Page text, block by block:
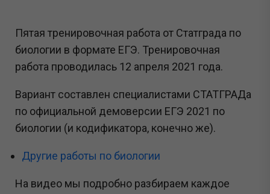
Пятая тренировочная работа от Статграда по
биологии в формате ЕГЭ. Тренировочная
работа проводилась 12 апреля 2021 года.
Вариант составлен специалистами СТАТГРАДа
по официальной демоверсии ЕГЭ 2021 по
биологии (и кодификатора, конечно же).
Другие работы по биологии
На видео мы подробно разбираем каждое